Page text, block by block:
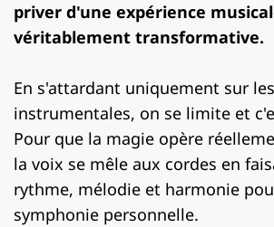
priver d'une expérience
véritablement transformative.
En s'attardant uniquement sur
instrumentales, on se limite et
Pour que la magie opère
la voix se mêle aux cordes en
rythme, mélodie et harmonie
symphonie personnelle.